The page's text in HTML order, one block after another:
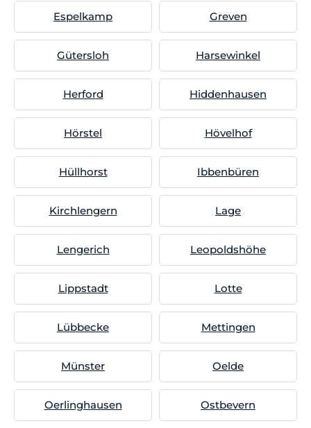
Espelkamp Greven
Gütersloh Harsewinkel
Herford Hiddenhausen
Hörstel Hövelhof
Hüllhorst Ibbenbüren
Kirchlengern Lage
Lengerich Leopoldshöhe
Lippstadt Lotte
Lübbecke Mettingen
Münster Oelde
Oerlinghausen Ostbevern